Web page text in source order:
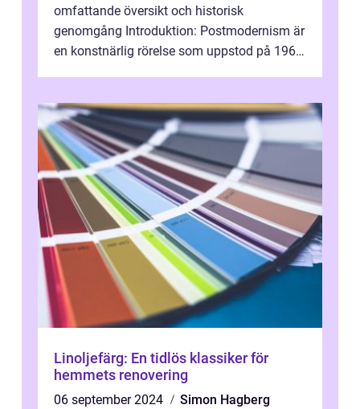
omfattande översikt och historisk
genomgång Introduktion: Postmodernism är
en konstnärlig rörelse som uppstod på 1960-
Linoljefärg: En tidlös klassiker för
hemmets renovering
06 september 2024
Simon Hagberg